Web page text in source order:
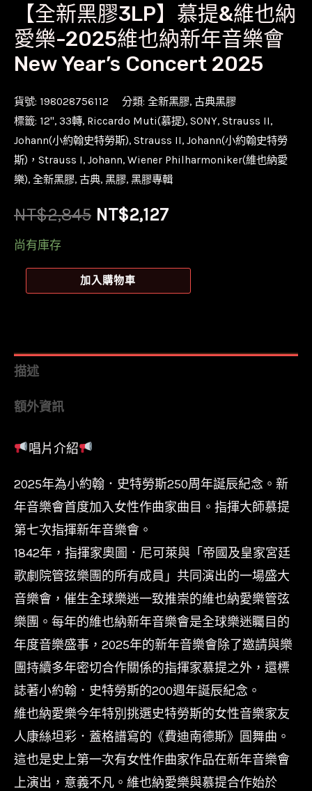
【全新黑膠3LP】慕提&維也納
愛樂-2025維也納新年音樂會
New Year’s Concert 2025
貨號: 198028756112 分類: 全新黑膠, 古典黑膠
標籤: 12'', 33轉, Riccardo Muti(慕提), SONY, Strauss II,
Johann(小約翰史特勞斯), Strauss II, Johann(小約翰史特勞
斯)，Strauss I, Johann, Wiener Philharmoniker(維也納愛
樂), 全新黑膠, 古典, 黑膠, 黑膠專輯
NT$2,845 原
價
NT$2,127目
尚有庫存
3LP】
提
維
納
愛
樂-2025
維
也
納
新
年
音
樂
會
New
Year's
Concert
加入購物車
描述
額外資訊
唱片介紹
2025年為小約翰．史特勞斯250周年誕辰紀念。新
年音樂會首度加入女性作曲家曲目。指揮大師慕提
第七次指揮新年音樂會。
1842年，指揮家奧圖．尼可萊與「帝國及皇家宮廷
歌劇院管弦樂團的所有成員」共同演出的一場盛大
音樂會，催生全球樂迷一致推崇的維也納愛樂管弦
樂團。每年的維也納新年音樂會是全球樂迷矚目的
年度音樂盛事，2025年的新年音樂會除了邀請與樂
團持續多年密切合作關係的指揮家慕提之外，還標
誌著小約翰．史特勞斯的200週年誕辰紀念。
維也納愛樂今年特別挑選史特勞斯的女性音樂家友
人康絲坦彩．蓋格譜寫的《費迪南德斯》圓舞曲。
這也是史上第一次有女性作曲家作品在新年音樂會
上演出，意義不凡。維也納愛樂與慕提合作始於